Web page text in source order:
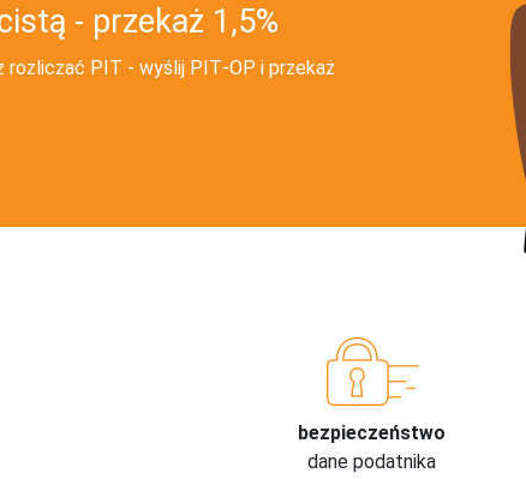
- przekaż 1,5%
PIT - wyślij PIT‑OP i przekaż
bezpieczeństwo
dane podatnika